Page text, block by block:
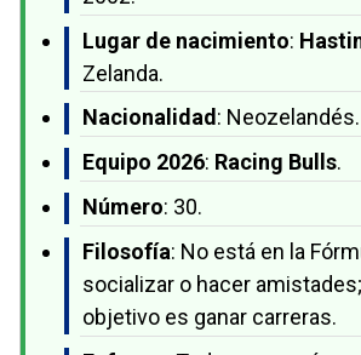
Lugar de nacimiento:
Zelanda.
Nacionalidad: Neozelandés.
Equipo 2026: Racing Bulls.
Número: 30.
Filosofía: No está en la
socializar o hacer
objetivo es ganar carreras.